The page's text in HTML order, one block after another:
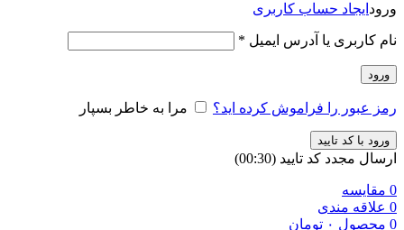
ورود ایجاد حساب کاربری
نام کاربری یا آدرس ایمیل *
ورود
رمز عبور را فراموش کرده اید؟ مرا به خاطر بسپار
ورود با کد تایید
ارسال مجدد کد تایید (00:
30
)
0 مقایسه
0 علاقه مندی
0 محصول ۰ تومان